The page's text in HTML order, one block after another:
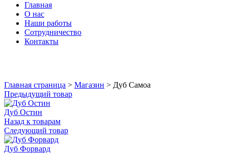
Главная
О нас
Наши работы
Сотрудничество
Контакты
Главная страница > Магазин > Дуб Самоа
Предыдущий товар
Дуб Остин
Назад к товарам
Следующий товар
Дуб Форвард